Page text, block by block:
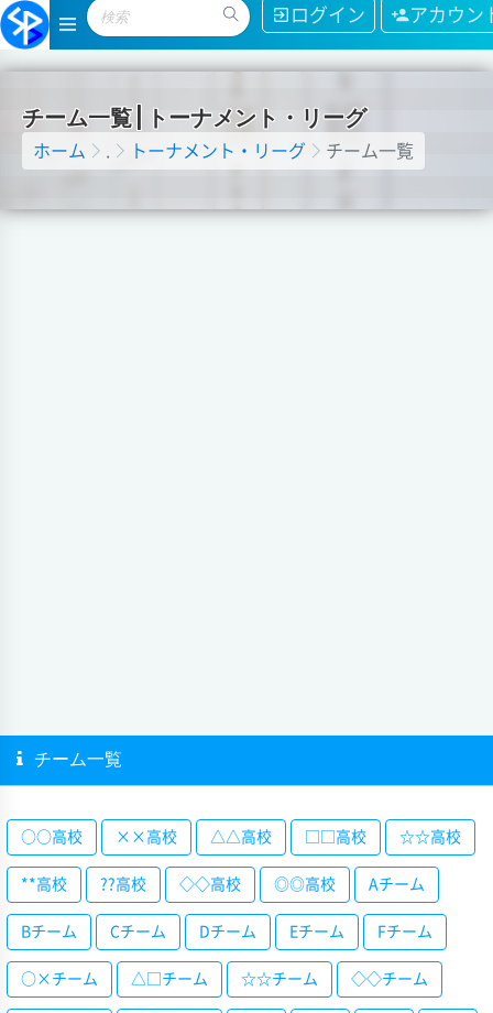
ログイン アカウン
チーム一覧 トーナメン ト ・ リーグ
ホーム トーナメント・リーグ チーム一覧
チーム一覧
○○高校 ××高校 △△高校 □□高校 ☆☆高校
**高校 ??高校 ◇◇高校 ◎◎高校 Aチーム
Bチーム Cチーム Dチーム Eチーム Fチーム
○×チーム △□チーム ☆☆チーム ◇◇チーム